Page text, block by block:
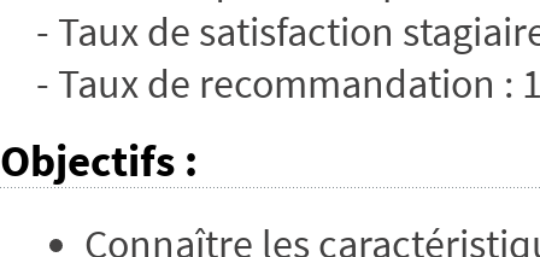
- Taux de satisfaction
- Taux de recommandation :
Objectifs :
Connaître les